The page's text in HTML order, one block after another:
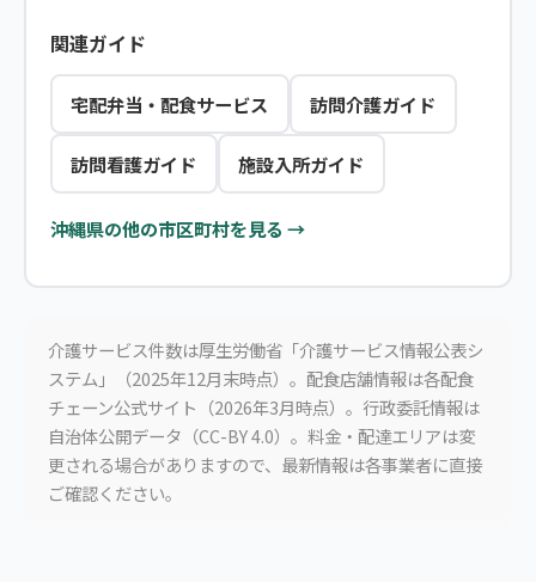
関連ガイド
宅配弁当・配食サービス 訪問介護ガイド
訪問看護ガイド 施設入所ガイド
沖縄県の他の市区町村を見る →
介護サービス件数は厚生労働省「介護サービス情報公表シ
ステム」（2025年12月末時点）。配食店舗情報は各配食
チェーン公式サイト（2026年3月時点）。行政委託情報は
自治体公開データ（CC-BY 4.0）。料金・配達エリアは変
更される場合がありますので、最新情報は各事業者に直接
ご確認ください。